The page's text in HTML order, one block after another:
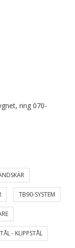
ring 070-
TB90-SYSTEM
- KLIPPSTÅL